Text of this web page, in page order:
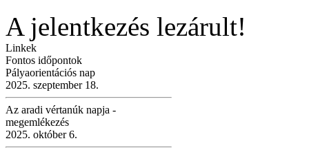
A jelentkezés lezárult!
Linkek
Fontos időpontok
Pályaorientációs nap
2025. szeptember 18.
Az aradi vértanúk napja -
megemlékezés
2025. október 6.